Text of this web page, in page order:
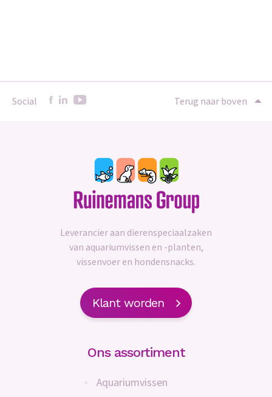
Social Terug naar boven
Leverancier aan dierenspeciaalzaken
van aquariumvissen en -planten,
vissenvoer en hondensnacks.
Klant worden
Ons assortiment
Aquariumvissen